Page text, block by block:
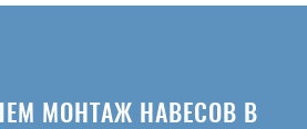
МОНТАЖ НАВЕСОВ В